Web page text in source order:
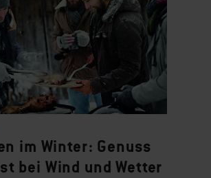
im Winter: Genuss
bei Wind und Wetter